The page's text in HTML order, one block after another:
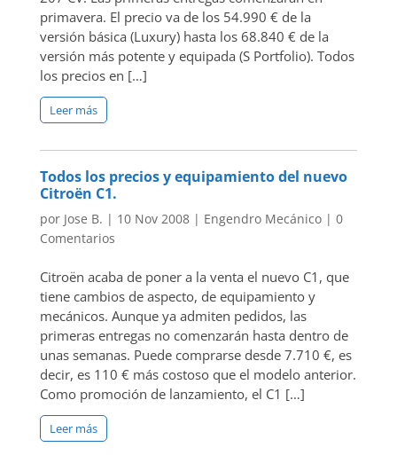
primavera. El precio va de los 54.990 € de la
versión básica (Luxury) hasta los 68.840 € de la
versión más potente y equipada (S Portfolio). Todos
los precios en […]
Leer más
Todos los precios y equipamiento del nuevo
Citroën C1.
por Jose B. | 10 Nov 2008| Engendro Mecánico| 0
Comentarios
Citroën acaba de poner a la venta el nuevo C1, que
tiene cambios de aspecto, de equipamiento y
mecánicos. Aunque ya admiten pedidos, las
primeras entregas no comenzarán hasta dentro de
unas semanas. Puede comprarse desde 7.710 €, es
decir, es 110 € más costoso que el modelo anterior.
Como promoción de lanzamiento, el C1 […]
Leer más